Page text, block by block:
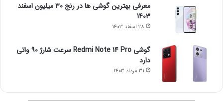
معرفی بهترین گوشی ها در رنج ۳۰ میلیون اسفند
1403
28 اسفند 1403
گوشی Redmi Note 14 Pro سرعت شارژ 90 واتی
دارد
31 مرداد 1403